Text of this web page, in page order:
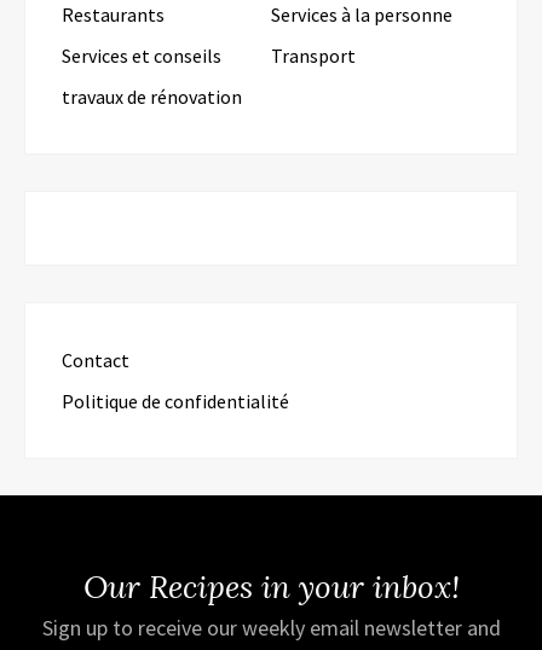
Restaurants
Services à la personne
Services et conseils
Transport
travaux de rénovation
Contact
Politique de confidentialité
Our Recipes in your inbox!
Sign up to receive our weekly email newsletter and